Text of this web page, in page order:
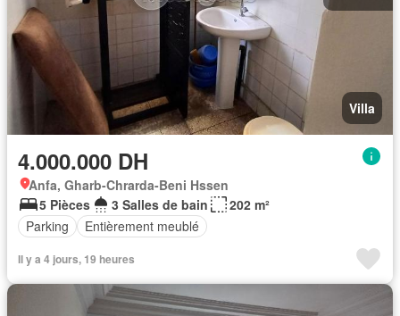
Villa
4.000.000 DH
Anfa, Gharb-Chrarda-Beni Hssen
5 Pièces
3 Salles de bain
202 m²
Parking
Entièrement meublé
Il y a 4 jours, 19 heures